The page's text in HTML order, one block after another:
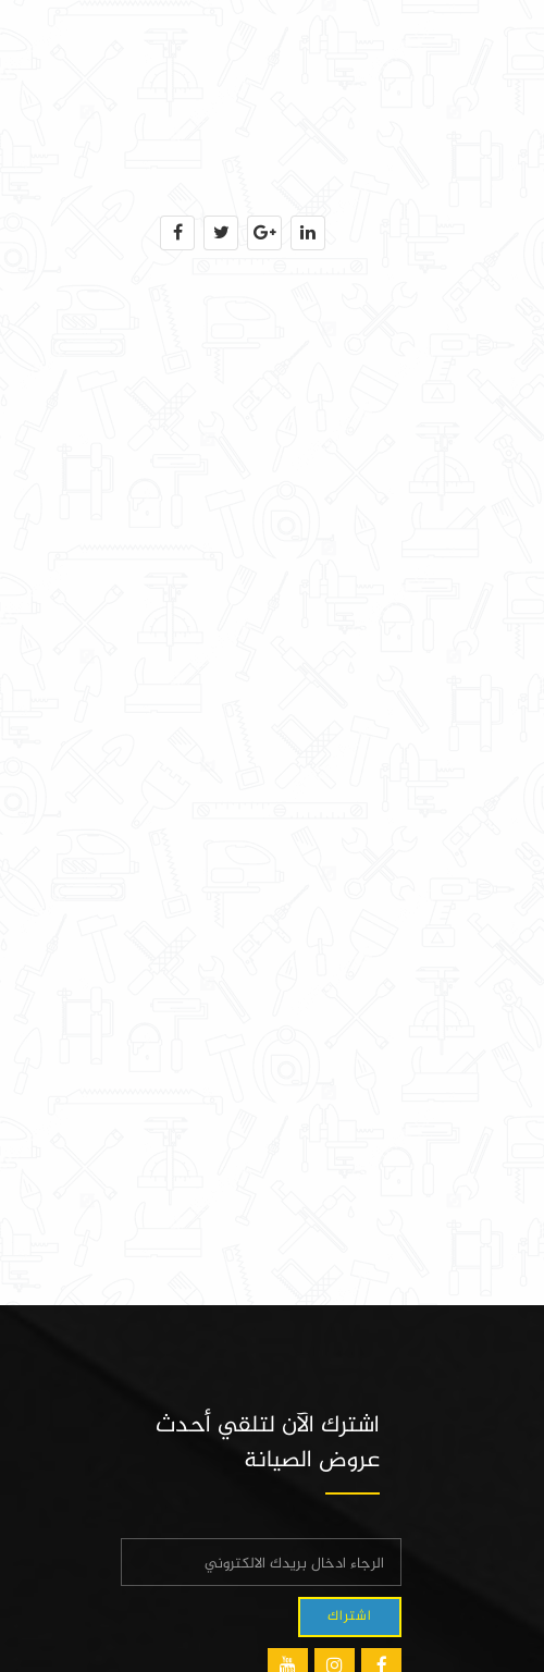
اشترك الآن لتلقي أحدث
عروض الصيانة
اشتراك